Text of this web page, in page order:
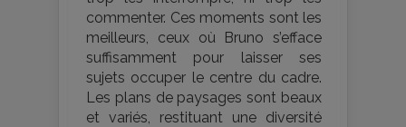
commenter. Ces moments sont les
meilleurs, ceux où Bruno s’efface
suffisamment pour laisser ses
sujets occuper le centre du cadre.
Les plans de paysages sont beaux
et variés, restituant une diversité